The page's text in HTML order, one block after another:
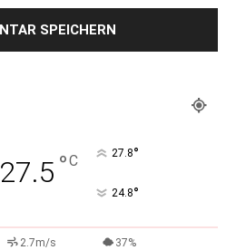
27.5 °C 27.8°
24.8°
2.7m/s 37%